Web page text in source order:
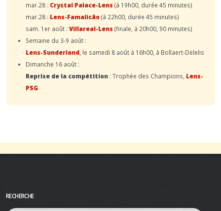
mar.28 : Crystal Palace-Lens (à 19h00, durée 45 minutes)
mar.28 : Lens-Famalicão(à 22h00, durée 45 minutes)
sam. 1er août : Villareal-Lens (finale, à 20h00, 90 minutes)
Semaine du 3-9 août :
Lens-Sunderland , le samedi 8 août à 16h00, à Bollaert-Delelis
Dimanche 16 août :
Reprise de la compétition : Trophée des Champions, Lens-
PSG
RECHERCHE